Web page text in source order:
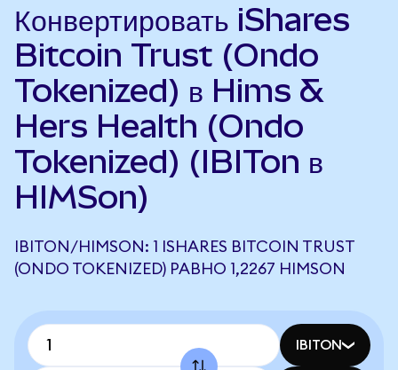
Конвертировать iShares
Bitcoin Trust (Ondo
Tokenized) в Hims &
Hers Health (Ondo
Tokenized) (IBITon в
HIMSon)
IBITON/HIMSON: 1 ISHARES BITCOIN TRUST
(ONDO TOKENIZED) РАВНО 1,2267 HIMSON
IBITON